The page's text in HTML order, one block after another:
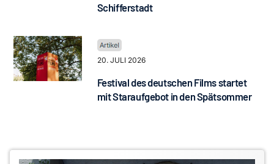
Schifferstadt
20. JULI 2026
Festival des deutschen Films startet
mit Staraufgebot in den Spätsommer